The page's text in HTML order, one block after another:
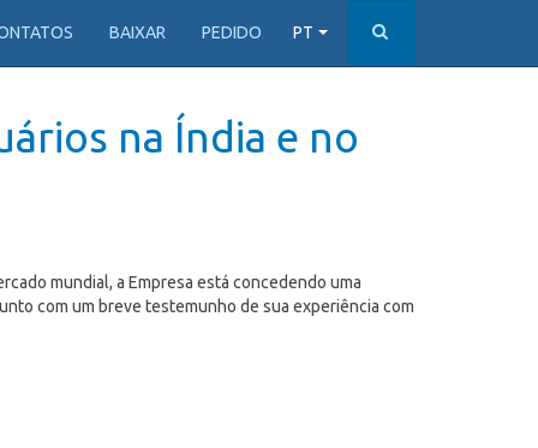
PT
BAIXAR PEDIDO
na Índia e no
mundial, a Empresa está concedendo uma
com um breve testemunho de sua experiência com